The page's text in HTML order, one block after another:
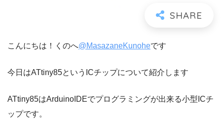
こんにちは！くのへ@MasazaneKunoheです
今日はATtiny85というICチップについて紹介します
ATtiny85はArduinoIDEでプログラミングが出来る小型ICチ
ップです。